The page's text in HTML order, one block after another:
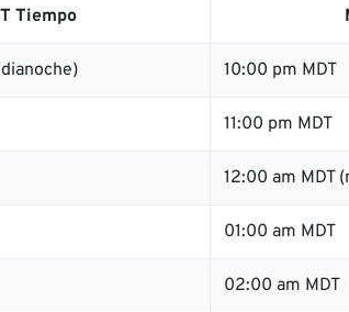
Tiempo
10:00 pm MDT
11:00 pm MDT
12:00 am MDT
01:00 am MDT
02:00 am MDT